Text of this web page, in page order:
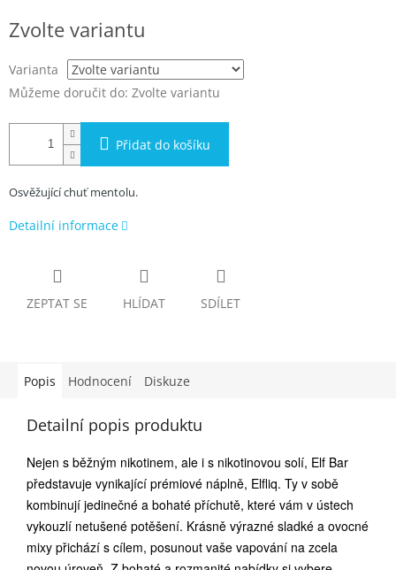
cena:
Zvolte variantu
Varianta
Můžeme doručit do: Zvolte variantu
Přidat do košíku
Osvěžující chuť mentolu.
Detailní informace
ZEPTAT SE HLÍDAT SDÍLET
Popis Hodnocení Diskuze
Detailní popis produktu
Nejen s běžným nikotinem, ale i s nikotinovou solí, Elf Bar
představuje vynikající prémiové náplně, Elfliq. Ty v sobě
kombinují jedinečné a bohaté příchutě, které vám v ústech
vykouzlí netušené potěšení. Krásně výrazné sladké a ovocné
mixy přichází s cílem, posunout vaše vapování na zcela